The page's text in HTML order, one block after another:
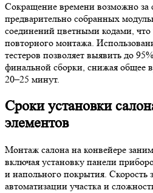
Сокращение времени возможно за
предварительно собранных
соединений цветными кодами,
повторного монтажа.
тестеров позволяет выявить до
финальной сборки, снижая общее
20–25 минут.
Сроки установки
элементов
Монтаж салона на конвейере
включая установку панели
и напольного покрытия. Скорость
автоматизации участка и